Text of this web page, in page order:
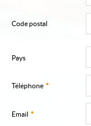
Code postal
Pays
Téléphone *
Email *